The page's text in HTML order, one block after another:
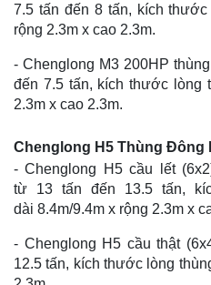
7.5 tấn đến 8 tấn, kích
rộng 2.3m x cao 2.3m.
- Chenglong M3 200HP
đến 7.5 tấn, kích thước lòng
2.3m x cao 2.3m.
​Chenglong H5 Thùng Đông
- Chenglong H5 cầu lết
từ 13 tấn đến 13.5 tấn,
dài 8.4m/9.4m x rộng 2.3m x
- Chenglong H5 cầu thật
12.5 tấn, kích thước lòng